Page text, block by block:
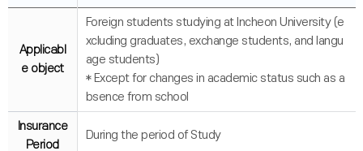
Applicabl
e object
Foreign students studying at Incheon University (e
xcluding graduates, exchange students, and langu
age students)
* Except for changes in academic status such as a
bsence from school
Insurance
Period
During the period of Study